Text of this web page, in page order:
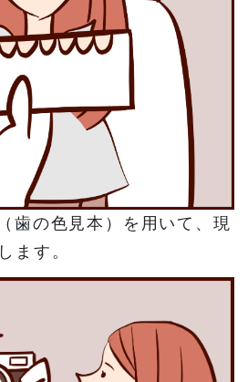
歯の色見本）を用いて、現
ます。